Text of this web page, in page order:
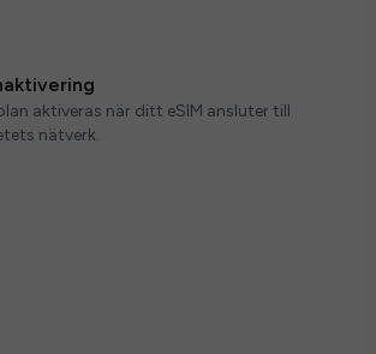
aktiveras när ditt eSIM ansluter till
nätverk.